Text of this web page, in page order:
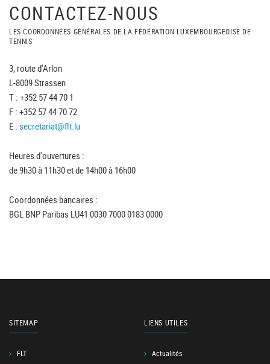
CONTACTEZ-NOUS
LES COORDONNÉES GÉNÉRALES DE LA FÉDÉRATION LUXEMBOURGEOISE DE
TENNIS
3, route d'Arlon
L-8009 Strassen
T : +352 57 44 70 1
F : +352 57 44 70 72
E : secretariat@flt.lu
Heures d'ouvertures :
de 9h30 à 11h30 et de 14h00 à 16h00
Coordonnées bancaires :
BGL BNP Paribas LU41 0030 7000 0183 0000
SITEMAP
FLT
LIENS UTILES
Actualités